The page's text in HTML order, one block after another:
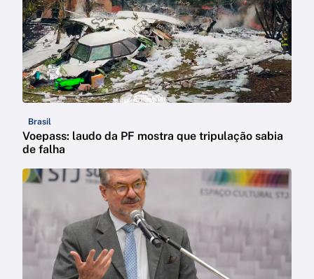
Brasil
Voepass: laudo da PF mostra que tripulação sabia
de falha